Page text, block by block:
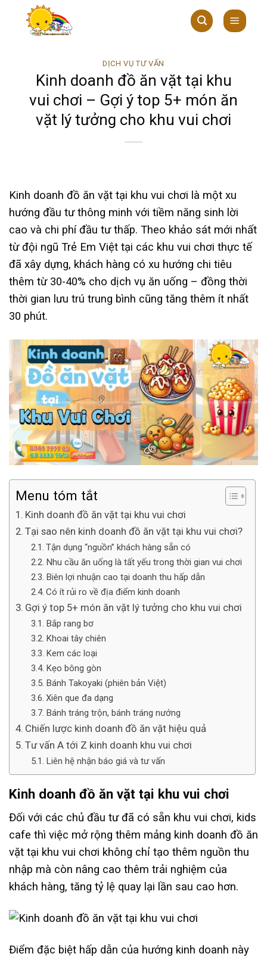
DỊCH VỤ TƯ VẤN
Kinh doanh đồ ăn vặt tại khu
vui chơi – Gợi ý top 5+ món ăn
vặt lý tưởng cho khu vui chơi
Kinh doanh đồ ăn vặt tại khu vui chơi là một xu
hướng đầu tư thông minh với tiềm năng sinh lời
cao và chi phí đầu tư thấp. Theo khảo sát mới nhất
từ đội ngũ Trẻ Em Việt tại các khu vui chơi thực tế
đã xây dựng, khách hàng có xu hướng chi tiêu
thêm từ 30-40% cho dịch vụ ăn uống – đồng thời
thời gian lưu trú trung bình cũng tăng thêm ít nhất
30 phút.
Menu tóm tắt
Kinh doanh đồ ăn vặt tại khu vui chơi
Tại sao nên kinh doanh đồ ăn vặt tại khu vui chơi?
Tận dụng “nguồn” khách hàng sẵn có
Nhu cầu ăn uống là tất yếu trong thời gian vui chơi
Biên lợi nhuận cao tại doanh thu hấp dẫn
Có ít rủi ro về địa điểm kinh doanh
Gợi ý top 5+ món ăn vặt lý tưởng cho khu vui chơi
Bắp rang bơ
Khoai tây chiên
Kem các loại
Kẹo bông gòn
Bánh Takoyaki (phiên bản Việt)
Xiên que đa dạng
Bánh tráng trộn, bánh tráng nướng
Chiến lược kinh doanh đồ ăn vặt hiệu quả
Tư vấn A tới Z kinh doanh khu vui chơi
Liên hệ nhận báo giá và tư vấn
Kinh doanh đồ ăn vặt tại khu vui chơi
Đối với các chủ đầu tư đã có sẵn khu vui chơi, kids
cafe thì việc mở rộng thêm mảng kinh doanh đồ ăn
vặt tại khu vui chơi không chỉ tạo thêm nguồn thu
nhập mà còn nâng cao thêm trải nghiệm của
khách hàng, tăng tỷ lệ quay lại lần sau cao hơn.
Điểm đặc biệt hấp dẫn của hướng kinh doanh này